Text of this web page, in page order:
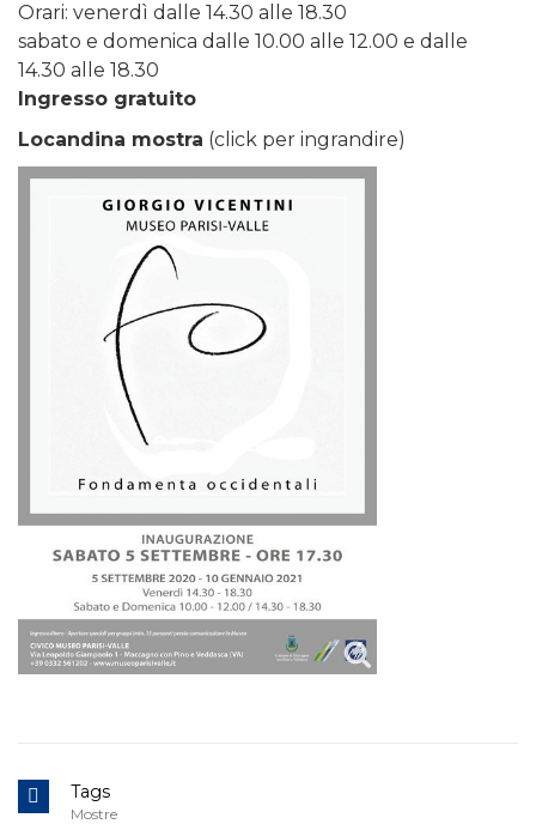
Orari: venerdì dalle 14.30 alle 18.30
sabato e domenica dalle 10.00 alle 12.00 e dalle
14.30 alle 18.30
Ingresso gratuito
Locandina mostra (click per ingrandire)
Tags
Mostre